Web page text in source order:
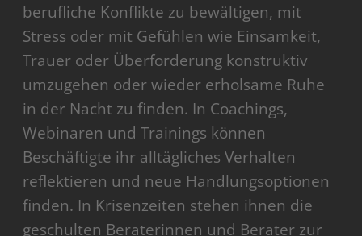
berufliche Konflikte zu bewältigen, mit
Stress oder mit Gefühlen wie Einsamkeit,
Trauer oder Überforderung konstruktiv
umzugehen oder wieder erholsame Ruhe
in der Nacht zu finden. In Coachings,
Webinaren und Trainings können
Beschäftigte ihr alltägliches Verhalten
reflektieren und neue Handlungsoptionen
finden. In Krisenzeiten stehen ihnen die
geschulten Beraterinnen und Berater zur